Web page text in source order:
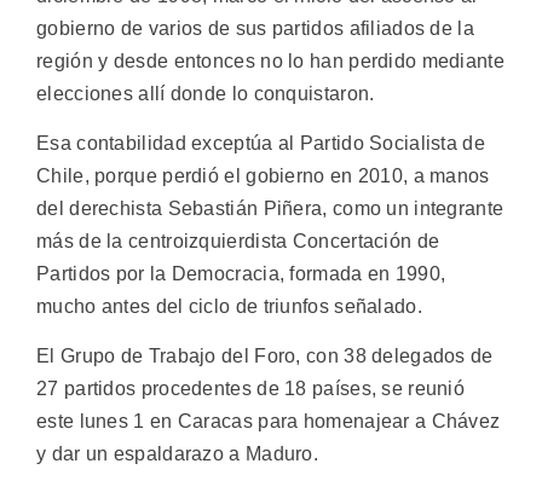
gobierno de varios de sus partidos afiliados de la
región y desde entonces no lo han perdido mediante
elecciones allí donde lo conquistaron.
Esa contabilidad exceptúa al Partido Socialista de
Chile, porque perdió el gobierno en 2010, a manos
del derechista Sebastián Piñera, como un integrante
más de la centroizquierdista Concertación de
Partidos por la Democracia, formada en 1990,
mucho antes del ciclo de triunfos señalado.
El Grupo de Trabajo del Foro, con 38 delegados de
27 partidos procedentes de 18 países, se reunió
este lunes 1 en Caracas para homenajear a Chávez
y dar un espaldarazo a Maduro.